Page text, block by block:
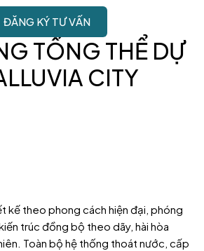
TỔNG THỂ DỰ
CITY
kế theo phong cách hiện đại, phóng
trúc đồng bộ theo dãy, hài hòa
Toàn bộ hệ thống thoát nước, cấp